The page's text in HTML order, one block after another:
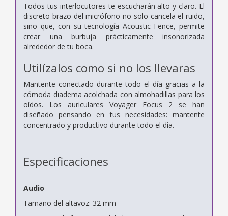
Todos tus interlocutores te escucharán alto y claro. El
discreto brazo del micrófono no solo cancela el ruido,
sino que, con su tecnología Acoustic Fence, permite
crear una burbuja prácticamente insonorizada
alrededor de tu boca.
Utilízalos como si no los llevaras
Mantente conectado durante todo el día gracias a la
cómoda diadema acolchada con almohadillas para los
oídos. Los auriculares Voyager Focus 2 se han
diseñado pensando en tus necesidades: mantente
concentrado y productivo durante todo el día.
Especificaciones
Audio
Tamaño del altavoz: 32 mm